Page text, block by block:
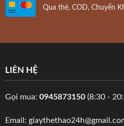
Qua thẻ, COD, Chuyển
LIÊN HỆ
Gọi mua: 0945873150(8:30 -
Email: